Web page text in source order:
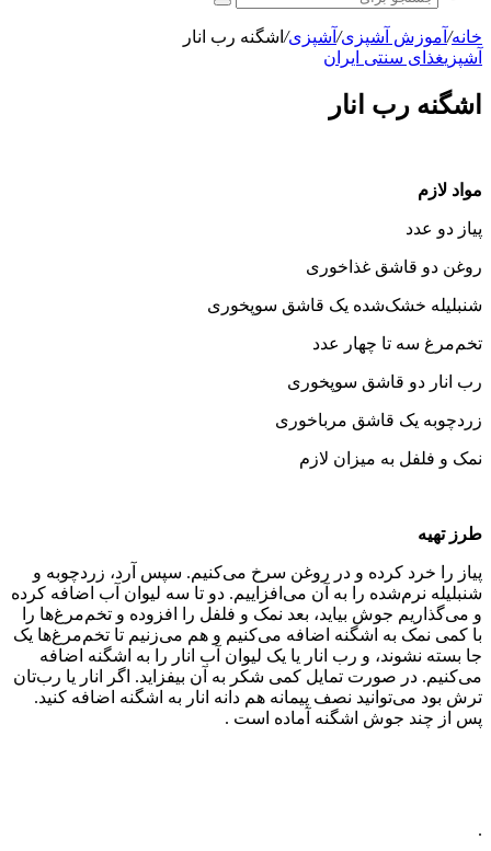
جستجو
برای
خانه/ آموزش آشپزی/ آشپزی/ اشگنه رب انار
آشپزیغذای سنتی ایران
اشگنه رب انار
مواد لازم
پیاز دو عدد
روغن دو قاشق غذاخوری
شنبلیله خشک‌شده یک قاشق سوپخوری
تخم‌مرغ سه تا چهار عدد
رب انار دو قاشق سوپخوری
زردچوبه یک قاشق مرباخوری
نمک و فلفل به میزان لازم
طرز تهیه
پیاز را خرد کرده و در روغن سرخ می‌‌کنیم. سپس آرد، زردچوبه و
شنبلیله نرم‌شده را به آن می‌افزاییم. دو تا سه لیوان آب اضافه کرده
و می‌‌گذاریم جوش بیاید، بعد نمک و فلفل را افزوده و تخم‌مرغ‌ها را
با کمی نمک به اشگنه اضافه می‌‌کنیم و هم می‌‌زنیم تا تخم‌مرغ‌ها یک
جا بسته نشوند، و رب انار یا یک لیوان آب انار را به اشگنه اضافه
می‌‌کنیم. در صورت تمایل کمی شکر به آن بیفزاید. اگر انار یا رب‌تان
ترش بود می‌‌توانید نصف پیمانه هم دانه انار به اشگنه اضافه کنید.
پس از چند جوش اشگنه آماده است .
.